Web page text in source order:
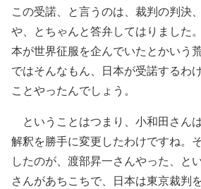
この受諾、と言うのは、裁判の判決
や、とちゃんと答弁してはりました
本が世界征服を企んでいたとかいう
ではそんなもん、日本が受諾するわ
ことやったんでしょう。
ということはつまり、小和田さん
解釈を勝手に変更したわけですね。
したのが、渡部昇一さんやった、と
さんがあちこちで、日本は東京裁判